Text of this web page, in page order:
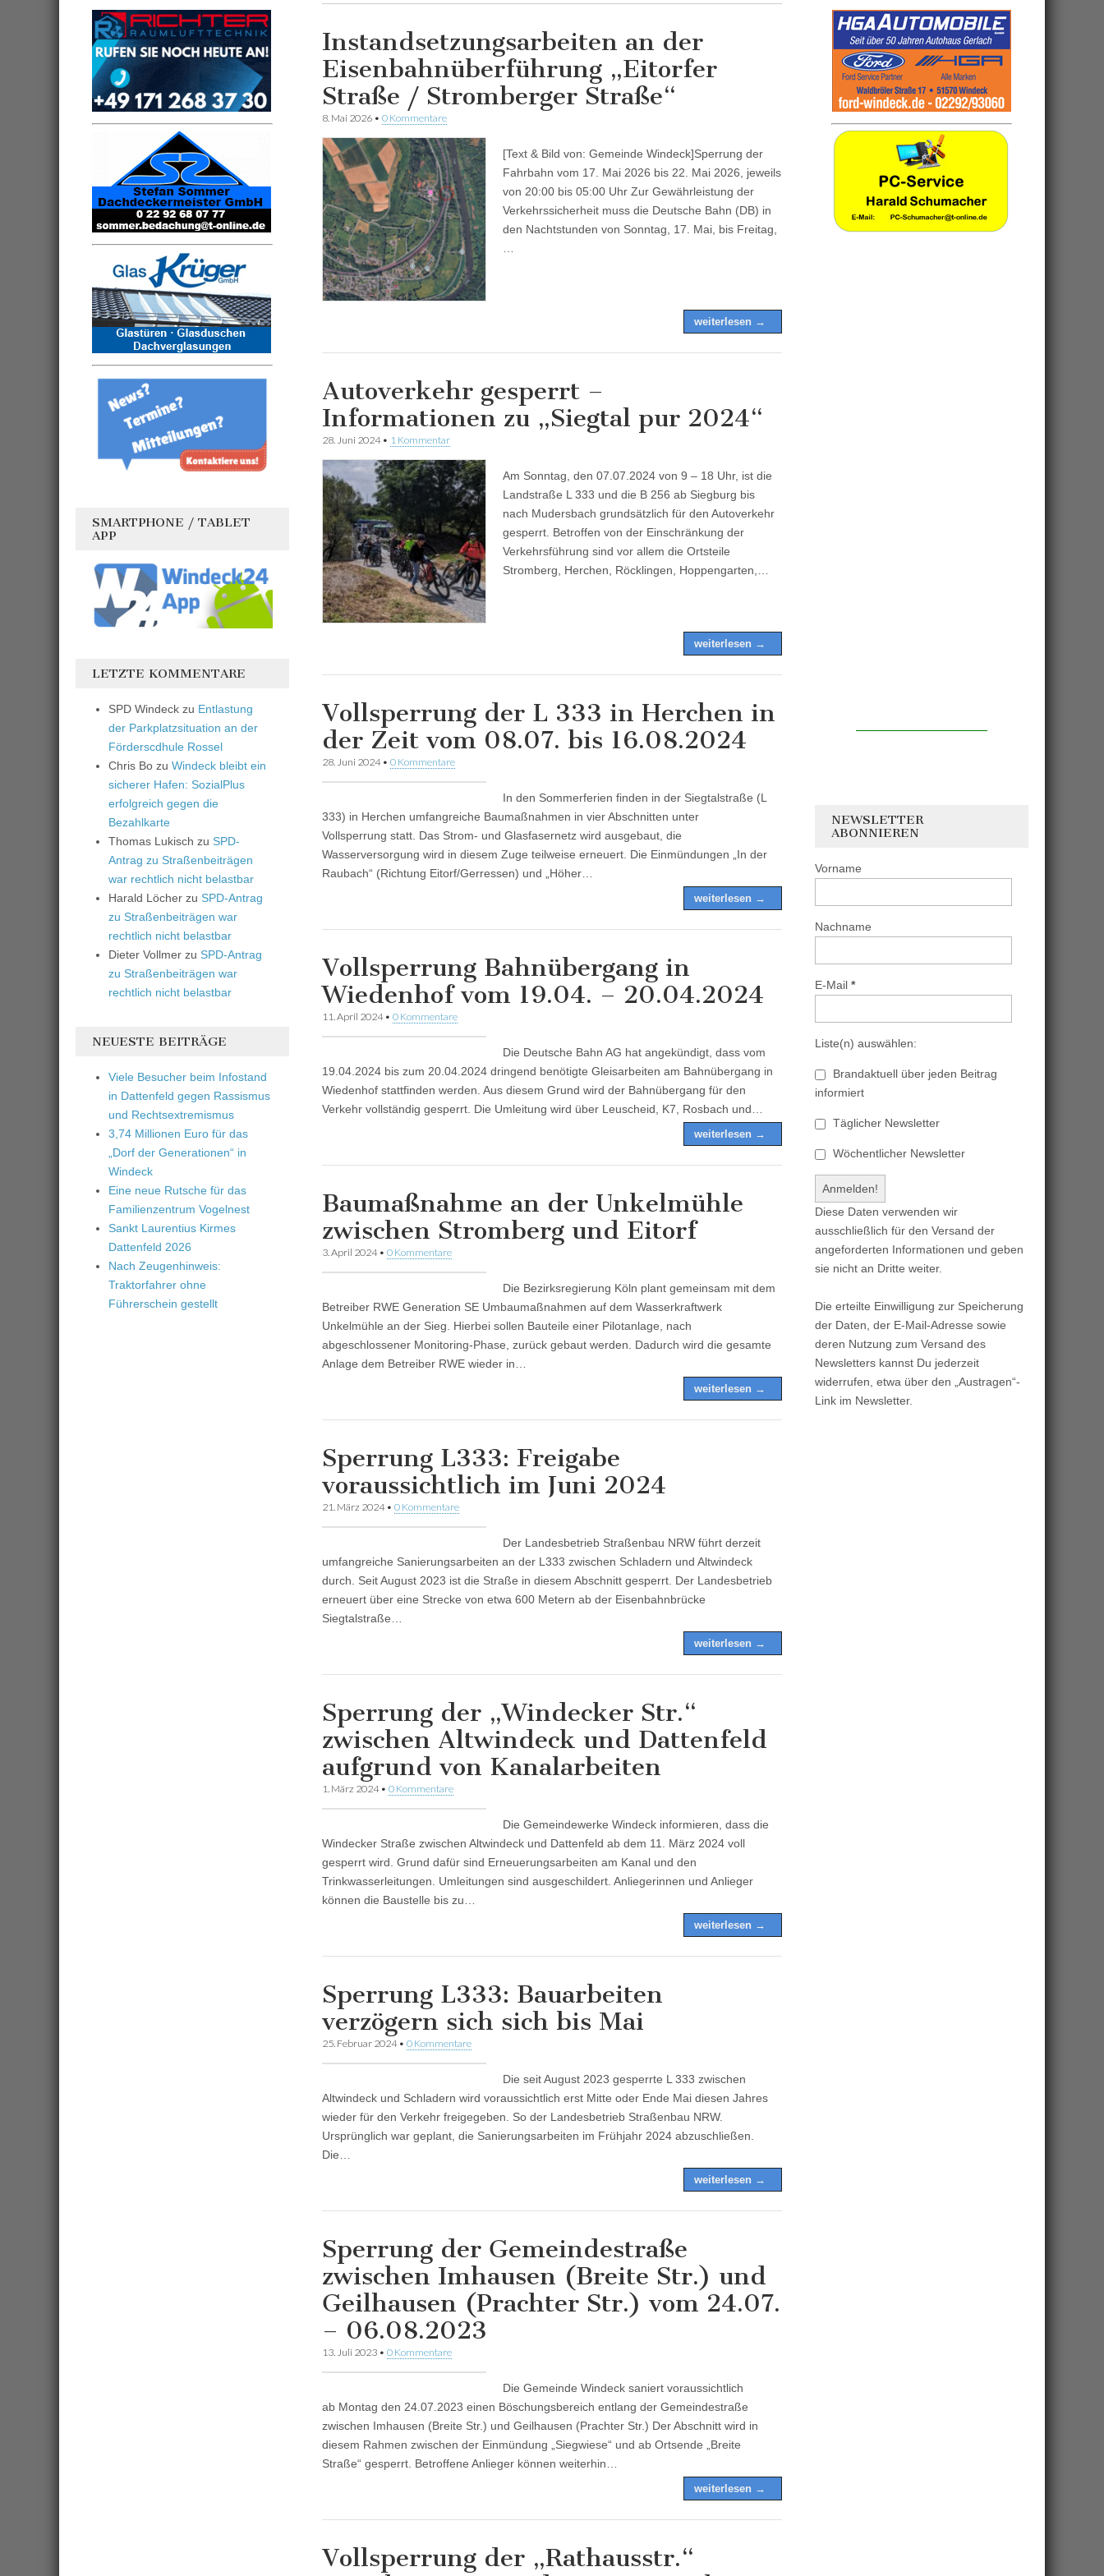
Instandsetzungsarbeiten an der
Eisenbahnüberführung „Eitorfer
Straße / Stromberger Straße“
8. Mai 2026 • 0 Kommentare
[Text & Bild von: Gemeinde Windeck]Sperrung der
Fahrbahn vom 17. Mai 2026 bis 22. Mai 2026, jeweils
von 20:00 bis 05:00 Uhr Zur Gewährleistung der
Verkehrssicherheit muss die Deutsche Bahn (DB) in
den Nachtstunden von Sonntag, 17. Mai, bis Freitag,
weiterlesen →
Autoverkehr gesperrt –
Informationen zu „Siegtal pur 2024“
28. Juni 2024• 1 Kommentar
Am Sonntag, den 07.07.2024 von 9 – 18 Uhr, ist die
Landstraße L 333 und die B 256 ab Siegburg bis
nach Mudersbach grundsätzlich für den Autoverkehr
gesperrt. Betroffen von der Einschränkung der
Verkehrsführung sind vor allem die Ortsteile
Stromberg, Herchen, Röcklingen, Hoppengarten,…
weiterlesen →
Vollsperrung der L 333 in Herchen in
der Zeit vom 08.07. bis 16.08.2024
28. Juni 2024• 0 Kommentare
In den Sommerferien finden in der Siegtalstraße (L
333) in Herchen umfangreiche Baumaßnahmen in vier Abschnitten unter
Vollsperrung statt. Das Strom- und Glasfasernetz wird ausgebaut, die
Wasserversorgung wird in diesem Zuge teilweise erneuert. Die Einmündungen „In der
Raubach“ (Richtung Eitorf/Gerressen) und „Höher…
weiterlesen →
Vollsperrung Bahnübergang in
Wiedenhof vom 19.04. – 20.04.2024
11. April 2024• 0 Kommentare
Die Deutsche Bahn AG hat angekündigt, dass vom
19.04.2024 bis zum 20.04.2024 dringend benötigte Gleisarbeiten am Bahnübergang in
Wiedenhof stattfinden werden. Aus diesem Grund wird der Bahnübergang für den
Verkehr vollständig gesperrt. Die Umleitung wird über Leuscheid, K7, Rosbach und…
weiterlesen →
Baumaßnahme an der Unkelmühle
zwischen Stromberg und Eitorf
3. April 2024• 0 Kommentare
Die Bezirksregierung Köln plant gemeinsam mit dem
Betreiber RWE Generation SE Umbaumaßnahmen auf dem Wasserkraftwerk
Unkelmühle an der Sieg. Hierbei sollen Bauteile einer Pilotanlage, nach
abgeschlossener Monitoring-Phase, zurück gebaut werden. Dadurch wird die gesamte
Anlage dem Betreiber RWE wieder in…
weiterlesen →
Sperrung L333: Freigabe
voraussichtlich im Juni 2024
21. März 2024• 0 Kommentare
Der Landesbetrieb Straßenbau NRW führt derzeit
umfangreiche Sanierungsarbeiten an der L333 zwischen Schladern und Altwindeck
durch. Seit August 2023 ist die Straße in diesem Abschnitt gesperrt. Der Landesbetrieb
erneuert über eine Strecke von etwa 600 Metern ab der Eisenbahnbrücke
Siegtalstraße…
weiterlesen →
Sperrung der „Windecker Str.“
zwischen Altwindeck und Dattenfeld
aufgrund von Kanalarbeiten
1. März 2024• 0 Kommentare
Die Gemeindewerke Windeck informieren, dass die
Windecker Straße zwischen Altwindeck und Dattenfeld ab dem 11. März 2024 voll
gesperrt wird. Grund dafür sind Erneuerungsarbeiten am Kanal und den
Trinkwasserleitungen. Umleitungen sind ausgeschildert. Anliegerinnen und Anlieger
können die Baustelle bis zu…
weiterlesen →
Sperrung L333: Bauarbeiten
verzögern sich sich bis Mai
25. Februar 2024• 0 Kommentare
Die seit August 2023 gesperrte L 333 zwischen
Altwindeck und Schladern wird voraussichtlich erst Mitte oder Ende Mai diesen Jahres
wieder für den Verkehr freigegeben. So der Landesbetrieb Straßenbau NRW.
Ursprünglich war geplant, die Sanierungsarbeiten im Frühjahr 2024 abzuschließen.
Die…
weiterlesen →
Sperrung der Gemeindestraße
zwischen Imhausen (Breite Str.) und
Geilhausen (Prachter Str.) vom 24.07.
– 06.08.2023
13. Juli 2023 • 0 Kommentare
Die Gemeinde Windeck saniert voraussichtlich
ab Montag den 24.07.2023 einen Böschungsbereich entlang der Gemeindestraße
zwischen Imhausen (Breite Str.) und Geilhausen (Prachter Str.) Der Abschnitt wird in
diesem Rahmen zwischen der Einmündung „Siegwiese“ und ab Ortsende „Breite
Straße“ gesperrt. Betroffene Anlieger können weiterhin…
weiterlesen →
Vollsperrung der „Rathausstr.“
SMARTPHONE / TABLET
APP
LETZTE KOMMENTARE
SPD Windeck zu Entlastung
der Parkplatzsituation an der
Förderscdhule Rossel
Chris Bo zu Windeck bleibt ein
sicherer Hafen: SozialPlus
erfolgreich gegen die
Bezahlkarte
Thomas Lukisch zu SPD-
Antrag zu Straßenbeiträgen
war rechtlich nicht belastbar
Harald Löcher zu SPD-Antrag
zu Straßenbeiträgen war
rechtlich nicht belastbar
Dieter Vollmer zu SPD-Antrag
zu Straßenbeiträgen war
rechtlich nicht belastbar
NEUESTE BEITRÄGE
Viele Besucher beim Infostand
in Dattenfeld gegen Rassismus
und Rechtsextremismus
3,74 Millionen Euro für das
„Dorf der Generationen“ in
Windeck
Eine neue Rutsche für das
Familienzentrum Vogelnest
Sankt Laurentius Kirmes
Dattenfeld 2026
Nach Zeugenhinweis:
Traktorfahrer ohne
Führerschein gestellt
NEWSLETTER
ABONNIEREN
Vorname
Nachname
E-Mail *
Liste(n) auswählen:
Brandaktuell über jeden Beitrag
informiert
Täglicher Newsletter
Wöchentlicher Newsletter
Diese Daten verwenden wir
ausschließlich für den Versand der
angeforderten Informationen und geben
sie nicht an Dritte weiter.
Die erteilte Einwilligung zur Speicherung
der Daten, der E-Mail-Adresse sowie
deren Nutzung zum Versand des
Newsletters kannst Du jederzeit
widerrufen, etwa über den „Austragen“-
Link im Newsletter.